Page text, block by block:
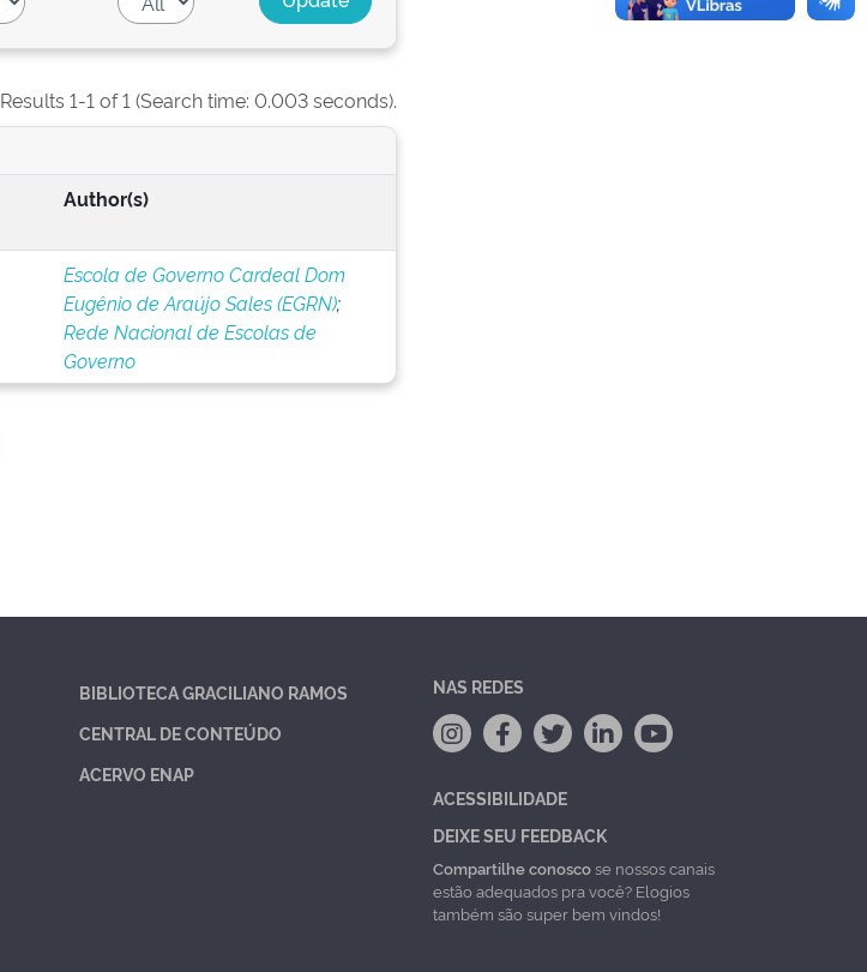
Results 1-1 of 1 (Search time: 0.003 seconds).
Author(s)
Escola de Governo Cardeal Dom
Eugênio de Araújo Sales (EGRN);
Rede Nacional de Escolas de
Governo
BIBLIOTECA GRACILIANO RAMOS
CENTRAL DE CONTEÚDO
ACERVO ENAP
NAS REDES
ACESSIBILIDADE
DEIXE SEU FEEDBACK
Compartilhe conoscose nossos canais
estão adequados pra você? Elogios
também são super bem vindos!